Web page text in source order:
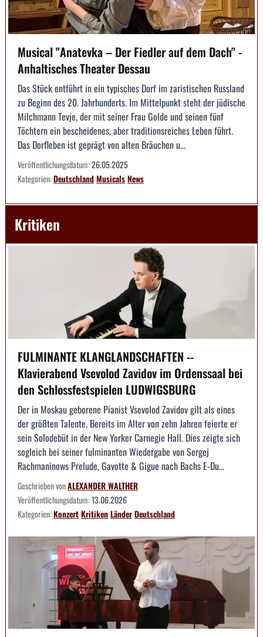
Musical "Anatevka – Der Fiedler auf dem Dach" -
Anhaltisches Theater Dessau
Das Stück entführt in ein typisches Dorf im zaristischen Russland
zu Beginn des 20. Jahrhunderts. Im Mittelpunkt steht der jüdische
Milchmann Tevje, der mit seiner Frau Golde und seinen fünf
Töchtern ein bescheidenes, aber traditionsreiches Leben führt.
Das Dorfleben ist geprägt von alten Bräuchen u...
Veröffentlichungsdatum:26.05.2025
Kategorien:DeutschlandMusicalsNews
Kritiken
FULMINANTE KLANGLANDSCHAFTEN --
Klavierabend Vsevolod Zavidov im Ordenssaal bei
den Schlossfestspielen LUDWIGSBURG
Der in Moskau geborene Pianist Vsevolod Zavidov gilt als eines
der größten Talente. Bereits im Alter von zehn Jahren feierte er
sein Solodebüt in der New Yorker Carnegie Hall. Dies zeigte sich
sogleich bei seiner fulminanten Wiedergabe von Sergej
Rachmaninows Prelude, Gavotte & Gigue nach Bachs E-Du...
Geschrieben vonALEXANDER WALTHER
Veröffentlichungsdatum:13.06.2026
Kategorien:KonzertKritikenLänderDeutschland